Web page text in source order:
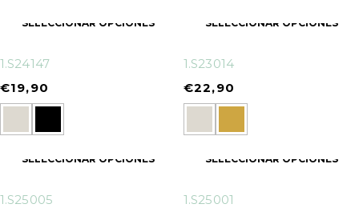
SELECCIONAR OPCIONES
1.S24147
€19,90
SELECCIONAR OPCIONES
1.S23014
€22,90
SELECCIONAR OPCIONES
1.S25005
SELECCIONAR OPCIONES
1.S25001